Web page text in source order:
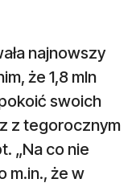
najnowszy
że 1,8 mln
swoich
z tegorocznym
„Na co nie
m.in., że w